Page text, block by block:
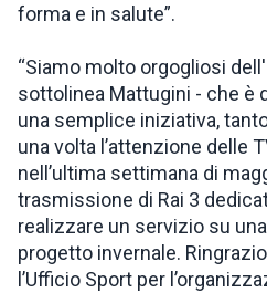
forma e in salute”.
“Siamo molto orgogliosi
sottolinea Mattugini - che è
una semplice iniziativa,
una volta l’attenzione delle
nell’ultima settimana di
trasmissione di Rai 3
realizzare un servizio su
progetto invernale.
l’Ufficio Sport per